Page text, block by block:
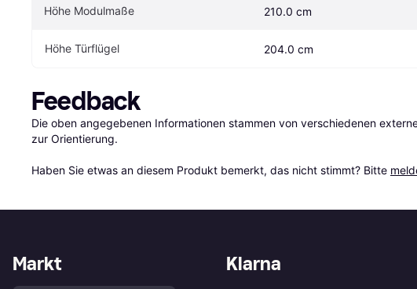
Höhe Modulmaße 210.0 cm
Höhe Türflügel 204.0 cm
Feedback
Die oben angegebenen Informationen stammen von verschiedenen
zur Orientierung.
Haben Sie etwas an diesem Produkt bemerkt, das nicht stimmt? Bitte
Klarna
Markt